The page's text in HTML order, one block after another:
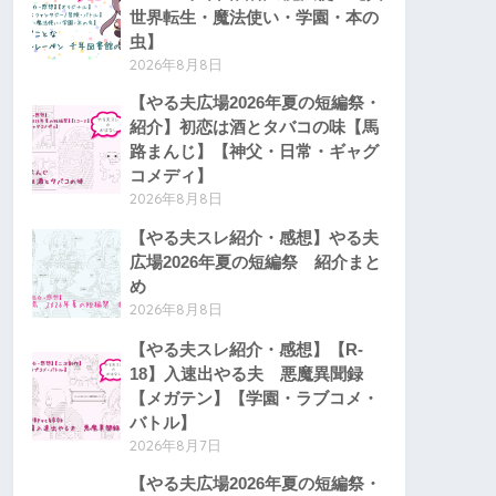
世界転生・魔法使い・学園・本の
虫】
2026年8月8日
【やる夫広場2026年夏の短編祭・
紹介】初恋は酒とタバコの味【馬
路まんじ】【神父・日常・ギャグ
コメディ】
2026年8月8日
【やる夫スレ紹介・感想】やる夫
広場2026年夏の短編祭 紹介まと
め
2026年8月8日
【やる夫スレ紹介・感想】【R-
18】入速出やる夫 悪魔異聞録
【メガテン】【学園・ラブコメ・
バトル】
2026年8月7日
【やる夫広場2026年夏の短編祭・